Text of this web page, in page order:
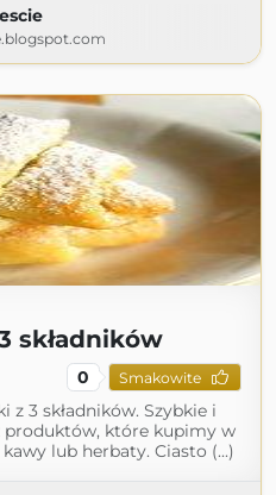
składników
0 Smakowite
z 3 składników. Szybkie i
które kupimy w
lub herbaty. Ciasto (...)